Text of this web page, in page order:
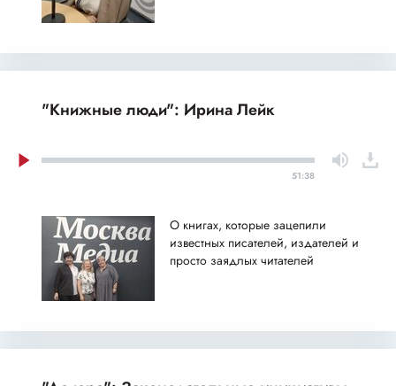
"Книжные люди": Ирина Лейк
51:38
О книгах, которые зацепили
известных писателей, издателей и
просто заядлых читателей